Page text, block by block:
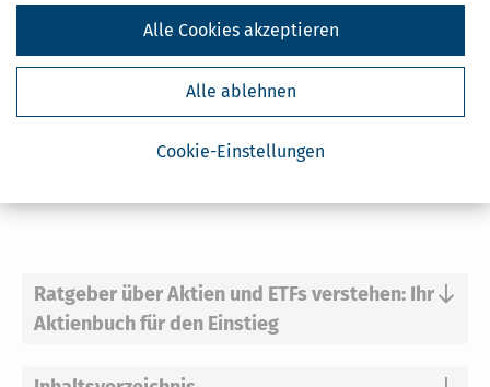
Cookie-Einstellungen
Alle ablehnen
Alle Cookies akzeptieren
In den Warenkorb
*Preise inkl. gesetzl. MwSt.
Sofort lieferbar
zzgl. Versandkosten 1,95 €; bei Auslandsversand plus 2 €.
Ratgeber über Aktien und ETFs verstehen: Ihr
Aktienbuch für den Einstieg